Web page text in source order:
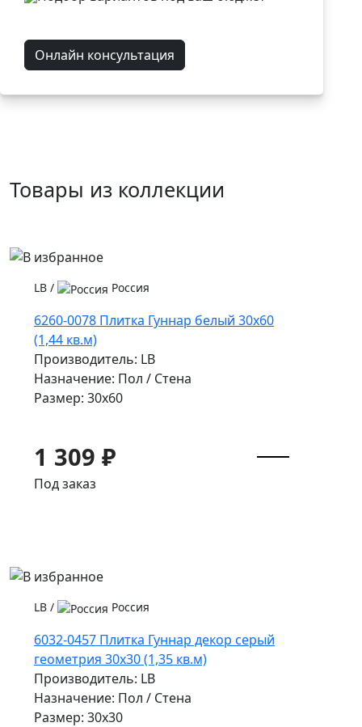
Онлайн консультация
Товары из коллекции
LB / Россия
6260-0078 Плитка Гуннар белый 30х60
(1,44 кв.м)
Производитель: LB
Назначение: Пол / Стена
Размер: 30x60
1 309 ₽
Под заказ
LB / Россия
6032-0457 Плитка Гуннар декор серый
геометрия 30х30 (1,35 кв.м)
Производитель: LB
Назначение: Пол / Стена
Размер: 30x30